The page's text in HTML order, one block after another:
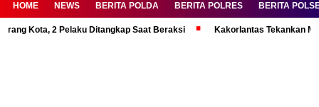
HOME NEWS BERITA POLDA BERITA POLRES BERITA
2 Pelaku Ditangkap Saat Beraksi Kakorlantas Tekankan Mental Kuat